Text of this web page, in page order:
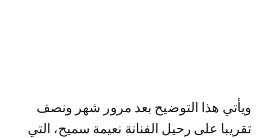
ويأتي هذا التوضيح بعد مرور شهر ونصف
تقريبا على رحيل الفنانة نعيمة سميح، التي